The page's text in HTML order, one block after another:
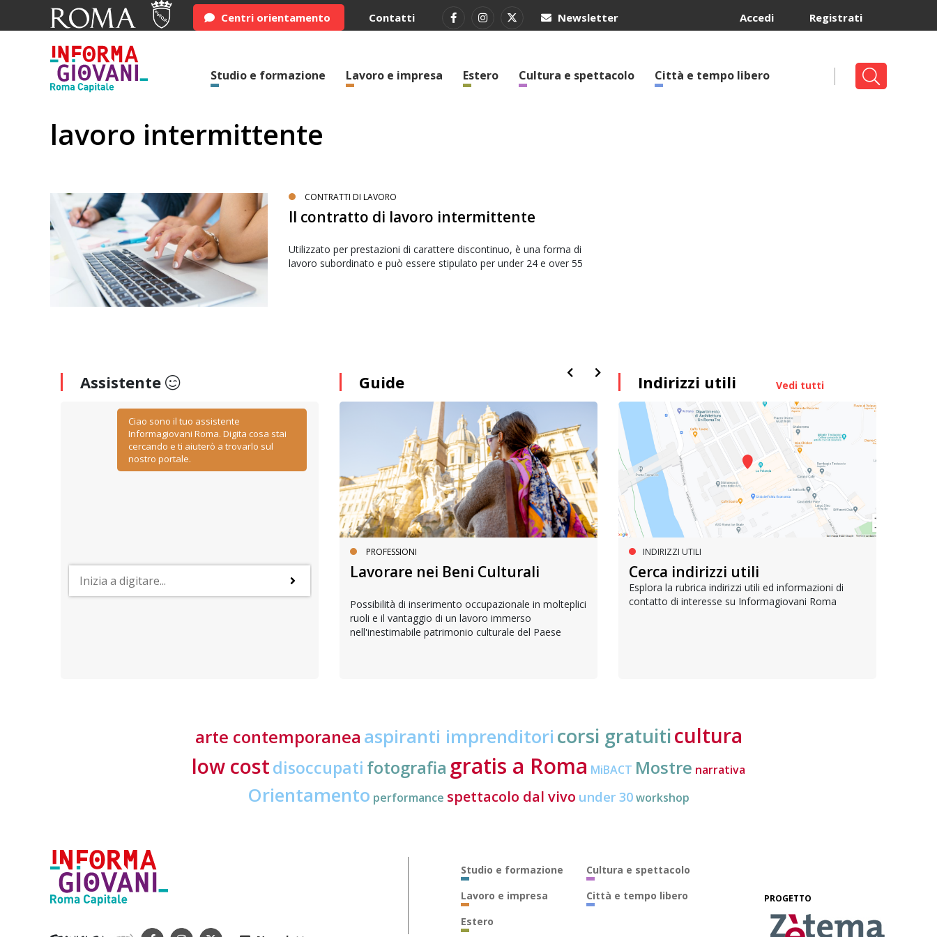
Centri orientamento Contatti Newsletter Registrati
Accedi
Studio e formazione Lavoro e impresa Estero Cultura e spettacolo Città e tempo libero
lavoro intermittente
CONTRATTI DI LAVORO
Il contratto di lavoro intermittente
Utilizzato per prestazioni di carattere discontinuo, è una forma di
lavoro subordinato e può essere stipulato per under 24 e over 55
Assistente
Ciao sono il tuo assistente
Informagiovani Roma. Digita cosa stai
cercando e ti aiuterò a trovarlo sul
nostro portale.
Guide
Lavorare nelle risorse umane
PROFESSIONI
Lavorare nei Beni Culturali
Possibilità di inserimento occupazionale in molteplici
ruoli e il vantaggio di un lavoro immerso
nell'inestimabile patrimonio culturale del Paese
SERVIZI SOCIALI E AI CITTADINI
Inclusione e opportunità per
giovani con disabilità
Indirizzi utili Vedi tutti
INDIRIZZI UTILI
Cerca indirizzi utili
Esplora la rubrica indirizzi utili ed informazioni di
contatto di interesse su Informagiovani Roma
arte contemporanea aspiranti imprenditori corsi gratuiticultura
low costdisoccupati fotografia gratis a Roma MiBACT Mostre narrativa
Orientamento performance spettacolo dal vivo under 30workshop
Studio e formazione
Lavoro e impresa
Estero
Cultura e spettacolo
Città e tempo libero
PROGETTO